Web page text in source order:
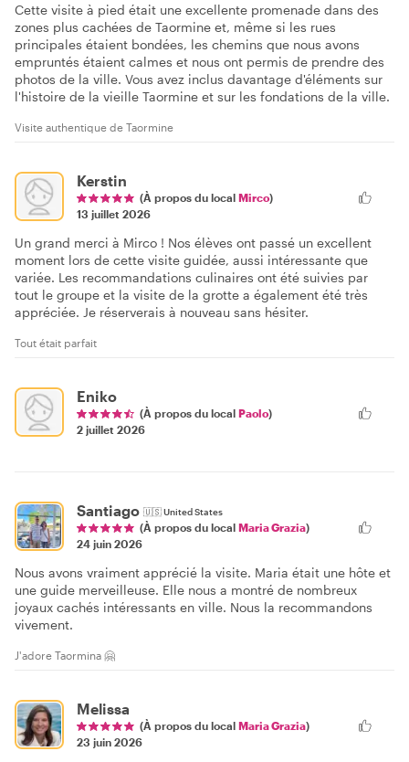
Cette visite à pied était une excellente promenade dans des
zones plus cachées de Taormine et, même si les rues
principales étaient bondées, les chemins que nous avons
empruntés étaient calmes et nous ont permis de prendre des
photos de la ville. Vous avez inclus davantage d'éléments sur
l'histoire de la vieille Taormine et sur les fondations de la ville.
Visite authentique de Taormine
Kerstin
(À propos du local Mirco)
13 juillet 2026
Un grand merci à Mirco ! Nos élèves ont passé un excellent
moment lors de cette visite guidée, aussi intéressante que
variée. Les recommandations culinaires ont été suivies par
tout le groupe et la visite de la grotte a également été très
appréciée. Je réserverais à nouveau sans hésiter.
Tout était parfait
Eniko
(À propos du local Paolo)
2 juillet 2026
Santiago 🇺🇸United States
(À propos du local Maria Grazia)
24 juin 2026
Nous avons vraiment apprécié la visite. Maria était une hôte et
une guide merveilleuse. Elle nous a montré de nombreux
joyaux cachés intéressants en ville. Nous la recommandons
vivement.
J'adore Taormina 🤗
Melissa
(À propos du local Maria Grazia)
23 juin 2026